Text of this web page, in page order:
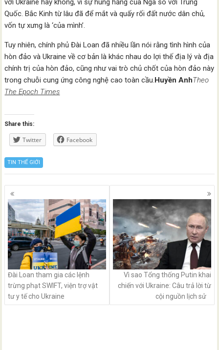
với Ukraine hay không, vì sự hung hăng của Nga so với Trung
Quốc. Bắc Kinh từ lâu đã để mắt và quấy rối đất nước dân chủ,
vốn tự xưng là ‘của mình’.
Tuy nhiên, chính phủ Đài Loan đã nhiều lần nói rằng tình hình của
hòn đảo và Ukraine về cơ bản là khác nhau do lợi thế địa lý và địa
chính trị của hòn đảo, cũng như vai trò chủ chốt của hòn đảo này
trong chuỗi cung ứng công nghệ cao toàn cầu.Huyền AnhTheo
The Epoch Times
Share this:
Twitter Facebook
TIN THẾ GIỚI
Posts
navigation
Đài Loan tham gia các lệnh
trừng phạt SWIFT, viện trợ vật
tư y tế cho Ukraine
Vì sao Tổng thống Putin khai
chiến với Ukraine: Câu trả lời từ
cội nguồn lịch sử